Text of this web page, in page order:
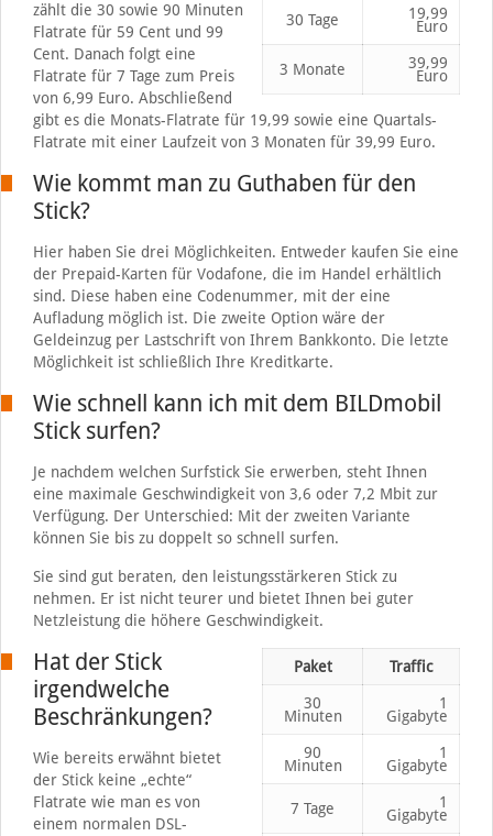
30 Tage 19,99
Euro
3 Monate 39,99
Euro
zählt die 30 sowie 90 Minuten
Flatrate für 59 Cent und 99
Cent. Danach folgt eine
Flatrate für 7 Tage zum Preis
von 6,99 Euro. Abschließend
gibt es die Monats-Flatrate für 19,99 sowie eine Quartals-
Flatrate mit einer Laufzeit von 3 Monaten für 39,99 Euro.
Wie kommt man zu Guthaben für den
Stick?
Hier haben Sie drei Möglichkeiten. Entweder kaufen Sie eine
der Prepaid-Karten für Vodafone, die im Handel erhältlich
sind. Diese haben eine Codenummer, mit der eine
Aufladung möglich ist. Die zweite Option wäre der
Geldeinzug per Lastschrift von Ihrem Bankkonto. Die letzte
Möglichkeit ist schließlich Ihre Kreditkarte.
Wie schnell kann ich mit dem BILDmobil
Stick surfen?
Je nachdem welchen Surfstick Sie erwerben, steht Ihnen
eine maximale Geschwindigkeit von 3,6 oder 7,2 Mbit zur
Verfügung. Der Unterschied: Mit der zweiten Variante
können Sie bis zu doppelt so schnell surfen.
Sie sind gut beraten, den leistungsstärkeren Stick zu
nehmen. Er ist nicht teurer und bietet Ihnen bei guter
Netzleistung die höhere Geschwindigkeit.
Paket Traffic
30
Minuten
1
Gigabyte
90
Minuten
1
Gigabyte
7 Tage 1
Gigabyte
Hat der Stick
irgendwelche
Beschränkungen?
Wie bereits erwähnt bietet
der Stick keine „echte“
Flatrate wie man es von
einem normalen DSL-